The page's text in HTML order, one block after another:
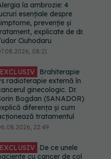
la ambrozie: 4
esențiale despre
prevenție și
explicate de dr.
Ciuhodaru
08:21
EXCLUSIV Brahiterapie
radioterapie externă în
ginecologic. Dr.
Bogdan (SANADOR)
diferența și cum
tratamentul
22:49
EXCLUSIV De ce unele
cu cancer de col